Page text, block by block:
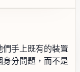
手上既有的裝置
身分問題，而不是